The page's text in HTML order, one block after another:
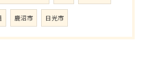
鹿沼市 日光市